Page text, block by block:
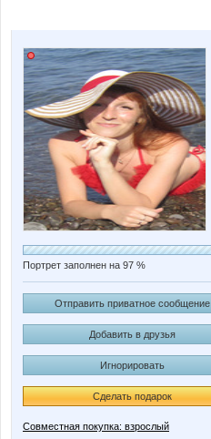
Портрет заполнен на 97 %
Отправить приватное сообщение
Добавить в друзья
Игнорировать
Сделать подарок
Совместная покупка: взрослый